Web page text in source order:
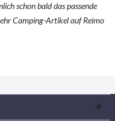
schon bald das passende
Camping-Artikel auf Reimo